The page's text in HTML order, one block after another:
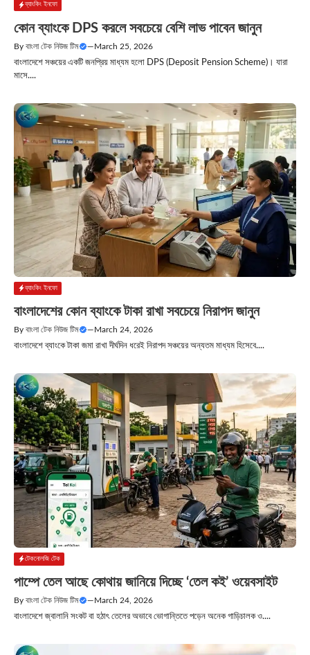
ব্যাংকিং ইনফো
কোন ব্যাংকে DPS করলে সবচেয়ে বেশি লাভ পাবেন জানুন
By বাংলা টেক নিউজ টিম —March 25, 2026
বাংলাদেশে সঞ্চয়ের একটি জনপ্রিয় মাধ্যম হলো DPS (Deposit Pension Scheme)। যারা
মাসে....
ব্যাংকিং ইনফো
বাংলাদেশের কোন ব্যাংকে টাকা রাখা সবচেয়ে নিরাপদ জানুন
By বাংলা টেক নিউজ টিম — March 24, 2026
বাংলাদেশে ব্যাংকে টাকা জমা রাখা দীর্ঘদিন ধরেই নিরাপদ সঞ্চয়ের অন্যতম মাধ্যম হিসেবে....
টেকনোলজি টেক
পাম্পে তেল আছে কোথায় জানিয়ে দিচ্ছে ‘তেল কই’ ওয়েবসাইট
By বাংলা টেক নিউজ টিম —March 24, 2026
বাংলাদেশে জ্বালানি সংকট বা হঠাৎ তেলের অভাবে ভোগান্তিতে পড়েন অনেক গাড়িচালক ও....